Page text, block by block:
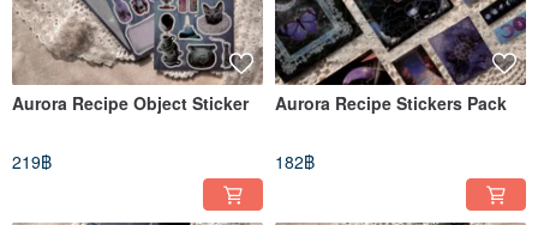
Aurora Recipe Object Sticker
219฿
Aurora Recipe Stickers Pack
182฿